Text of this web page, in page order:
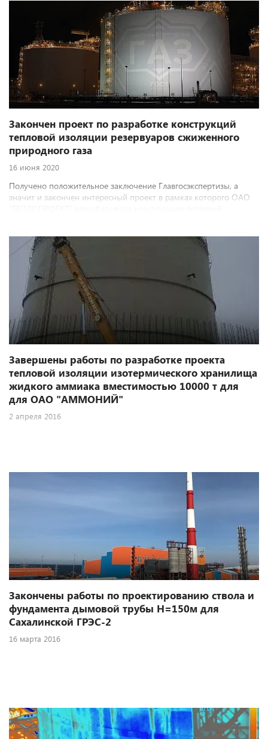
Закончен проект по разработке конструкций
тепловой изоляции резервуаров сжиженного
природного газа
16 июня 2020
Получено положительное заключение Главгосэкспертизы, а
значит и закончен интересный проект в рамках которого ОАО
для месторождения Обский СПГ.
Завершены работы по разработке проекта
тепловой изоляции изотермического хранилища
жидкого аммиака вместимостью 10000 т для
для ОАО "АММОНИЙ"
2 апреля 2016
Закончены работы по проектированию ствола и
фундамента дымовой трубы Н=150м для
Сахалинской ГРЭС-2
16 марта 2016